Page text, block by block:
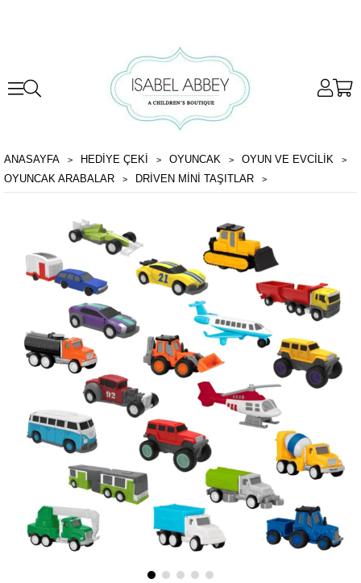
ANASAYFA HEDİYE ÇEKİ OYUNCAK
OYUN VE EVCILIK
OYUNCAK ARABALAR
DRIVEN MINI TAŞITLAR